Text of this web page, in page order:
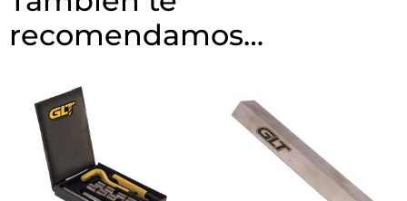
recomendamos…